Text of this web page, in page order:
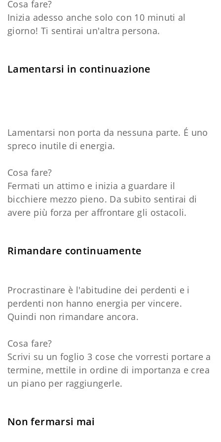
Cosa fare?
Inizia adesso anche solo con 10 minuti al
giorno! Ti sentirai un'altra persona.
Lamentarsi in continuazione
Lamentarsi non porta da nessuna parte. É uno
spreco inutile di energia.
Cosa fare?
Fermati un attimo e inizia a guardare il
bicchiere mezzo pieno. Da subito sentirai di
avere più forza per affrontare gli ostacoli.
Rimandare continuamente
Procrastinare è l'abitudine dei perdenti e i
perdenti non hanno energia per vincere.
Quindi non rimandare ancora.
Cosa fare?
Scrivi su un foglio 3 cose che vorresti portare a
termine, mettile in ordine di importanza e crea
un piano per raggiungerle.
Non fermarsi mai